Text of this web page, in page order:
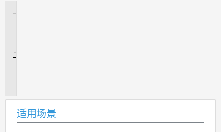
适用场景